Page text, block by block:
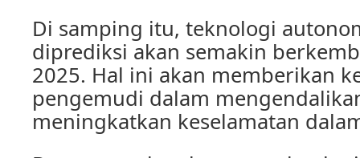
Di samping itu, teknologi
diprediksi akan semakin
2025. Hal ini akan memberikan
pengemudi dalam
meningkatkan keselamatan